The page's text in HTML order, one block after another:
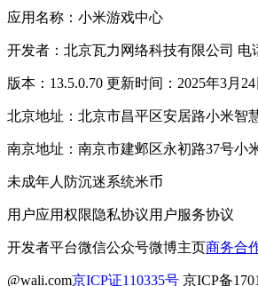
应用名称：小米游戏中心
开发者：北京瓦力网络科技有限公司 电
版本：13.5.0.70 更新时间：2025年3月24
北京地址：北京市昌平区安居路小米智
南京地址：南京市建邺区永初路37号小
未成年人防沉迷系统米币
用户应用权限隐私协议用户服务协议
开发者平台微信公众号微博主页商务合
@wali.com京ICP证110335号 京ICP备